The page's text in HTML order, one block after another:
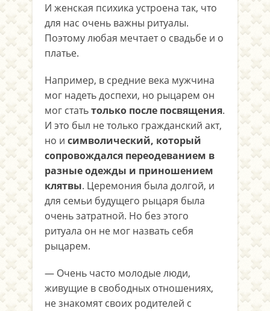
И женская психика устроена так, что
для нас очень важны ритуалы.
Поэтому любая мечтает о свадьбе и о
платье.
Например, в средние века мужчина
мог надеть доспехи, но рыцарем он
мог статьтолько после посвящения.
И это был не только гражданский акт,
но и символический, который
сопровождался переодеванием в
разные одежды и приношением
клятвы. Церемония была долгой, и
для семьи будущего рыцаря была
очень затратной. Но без этого
ритуала он не мог назвать себя
рыцарем.
— Очень часто молодые люди,
живущие в свободных отношениях,
не знакомят своих родителей с